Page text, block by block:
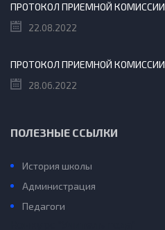
ПРОТОКОЛ ПРИЕМНОЙ КОМИССИИ
22.08.2022
ПРОТОКОЛ ПРИЕМНОЙ
28.06.2022
ПОЛЕЗНЫЕ ССЫЛКИ
История школы
Администрация
Педагоги